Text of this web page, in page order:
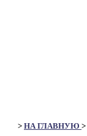
> НА ГЛАВНУЮ >